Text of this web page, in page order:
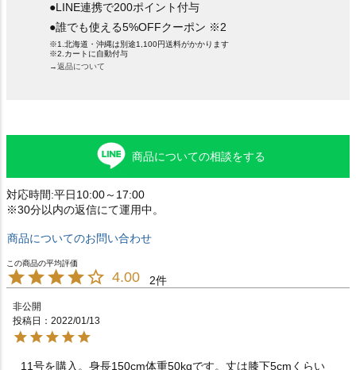
●LINE連携で200ポイント付与
●誰でも使える5%OFFクーポン ※2
※1.北海道・沖縄は別途1,100円送料がかかります
※2.カートに自動付与
→返品について
商品についての相談をする
対応時間:平日10:00～17:00
※30分以内の返信にて運用中。
商品についてのお問い合わせ
4.00 2
非公開
投稿日
2022/01/13
11号を購入。身長150cm体重50kgです。丈は膝下5cmくらい